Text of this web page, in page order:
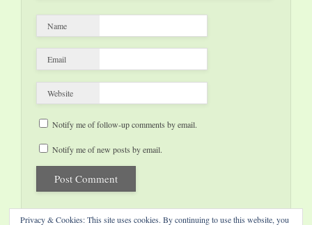
Name
Email
Website
Notify me of follow-up comments by email.
Notify me of new posts by email.
Privacy & Cookies: This site uses cookies. By continuing to use this website, you